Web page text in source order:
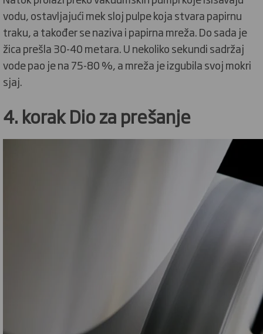
vodu, ostavljajući mek sloj pulpe koja stvara papirnu
traku, a također se naziva i papirna mreža. Do sada je
žica prešla 30-40 metara. U nekoliko sekundi sadržaj
vode pao je na 75-80 %, a mreža je izgubila svoj mokri
sjaj.
4. korak Dio za prešanje